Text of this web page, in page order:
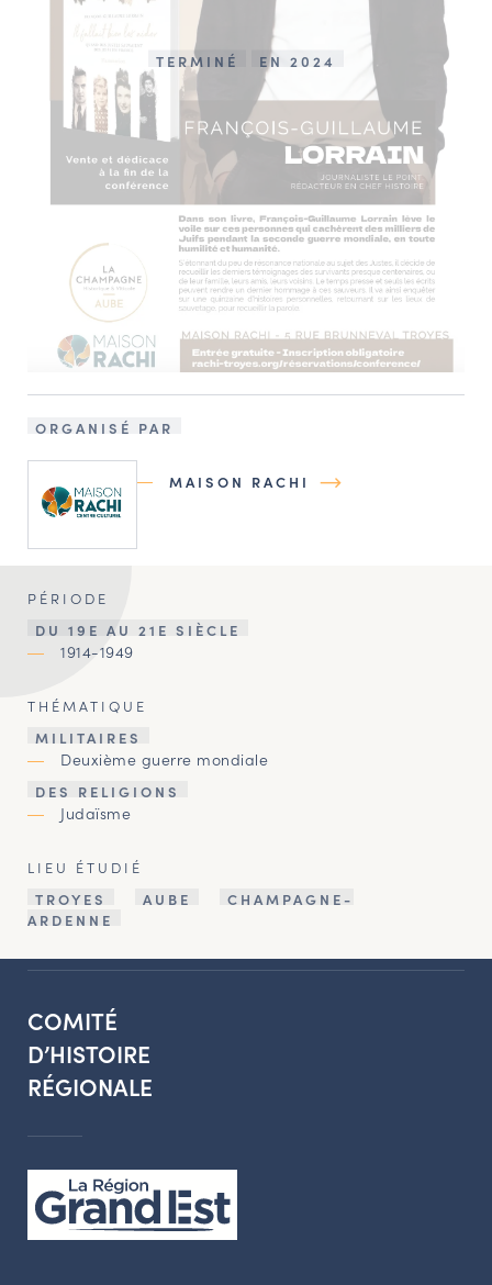
TERMINÉ EN 2024
ORGANISÉ PAR
MAISON RACHI
PÉRIODE
DU 19E AU 21E SIÈCLE
1914-1949
THÉMATIQUE
MILITAIRES
Deuxième guerre mondiale
DES RELIGIONS
Judaïsme
LIEU ÉTUDIÉ
TROYES
AUBE
CHAMPAGNE-
ARDENNE
COMITÉ
D’HISTOIRE
RÉGIONALE